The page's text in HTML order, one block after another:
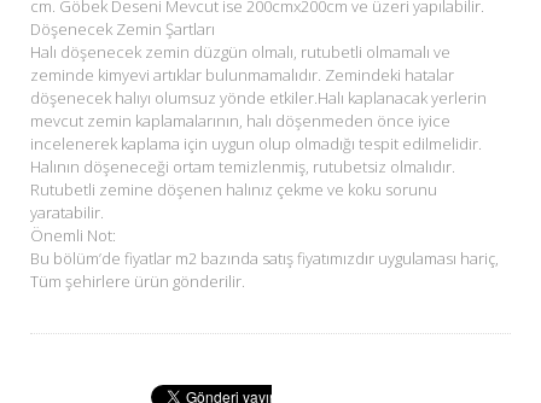
cm. Göbek Deseni Mevcut ise 200cmx200cm ve üzeri yapılabilir.
Döşenecek Zemin Şartları
Halı döşenecek zemin düzgün olmalı, rutubetli olmamalı ve
zeminde kimyevi artıklar bulunmamalıdır. Zemindeki hatalar
döşenecek halıyı olumsuz yönde etkiler.Halı kaplanacak yerlerin
mevcut zemin kaplamalarının, halı döşenmeden önce iyice
incelenerek kaplama için uygun olup olmadığı tespit edilmelidir.
Halının döşeneceği ortam temizlenmiş, rutubetsiz olmalıdır.
Rutubetli zemine döşenen halınız çekme ve koku sorunu
yaratabilir.
Önemli Not:
Bu bölüm’de fiyatlar m2 bazında satış fiyatımızdır uygulaması hariç,
Tüm şehirlere ürün gönderilir.